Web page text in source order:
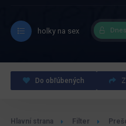
holky na sex
Do obľúbených
Hlavní strana Filter